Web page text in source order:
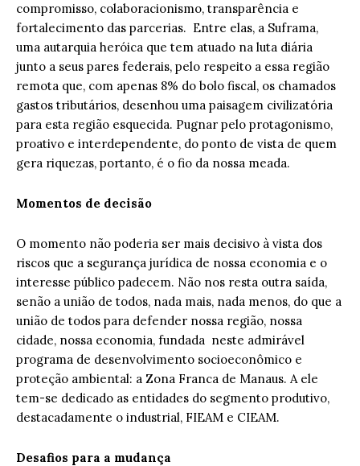
compromisso, colaboracionismo, transparência e
fortalecimento das parcerias. Entre elas, a Suframa,
uma autarquia heróica que tem atuado na luta diária
junto a seus pares federais, pelo respeito a essa região
remota que, com apenas 8% do bolo fiscal, os chamados
gastos tributários, desenhou uma paisagem civilizatória
para esta região esquecida. Pugnar pelo protagonismo,
proativo e interdependente, do ponto de vista de quem
gera riquezas, portanto, é o fio da nossa meada.
Momentos de decisão
O momento não poderia ser mais decisivo à vista dos
riscos que a segurança jurídica de nossa economia e o
interesse público padecem. Não nos resta outra saída,
senão a união de todos, nada mais, nada menos, do que a
união de todos para defender nossa região, nossa
cidade, nossa economia, fundada neste admirável
programa de desenvolvimento socioeconômico e
proteção ambiental: a Zona Franca de Manaus. A ele
tem-se dedicado as entidades do segmento produtivo,
destacadamente o industrial, FIEAM e CIEAM.
Desafios para a mudança